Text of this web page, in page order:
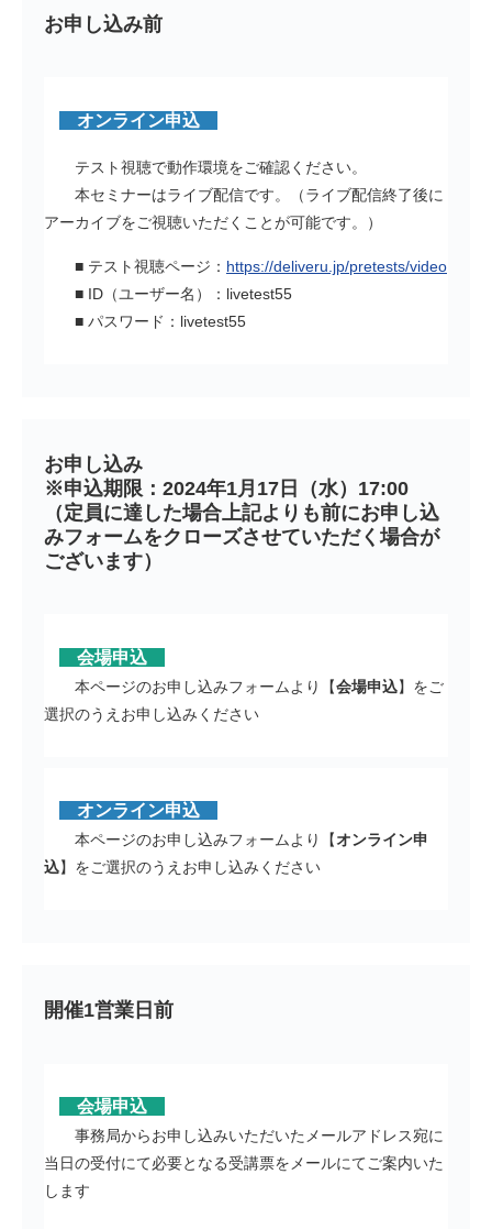
お申し込み前
オンライン申込
テスト視聴で動作環境をご確認ください。
本セミナーはライブ配信です。（ライブ配信終了後に
アーカイブをご視聴いただくことが可能です。）
■ テスト視聴ページ： https://deliveru.jp/pretests/video
■ ID（ユーザー名）：livetest55
■ パスワード：livetest55
お申し込み
※申込期限：2024年1月17日（水）17:00
（定員に達した場合上記よりも前にお申し込
みフォームをクローズさせていただく場合が
ございます）
会場申込
本ページのお申し込みフォームより【会場申込】をご
選択のうえお申し込みください
オンライン申込
本ページのお申し込みフォームより【オンライン申
込】をご選択のうえお申し込みください
開催1営業日前
会場申込
事務局からお申し込みいただいたメールアドレス宛に
当日の受付にて必要となる受講票をメールにてご案内いた
します